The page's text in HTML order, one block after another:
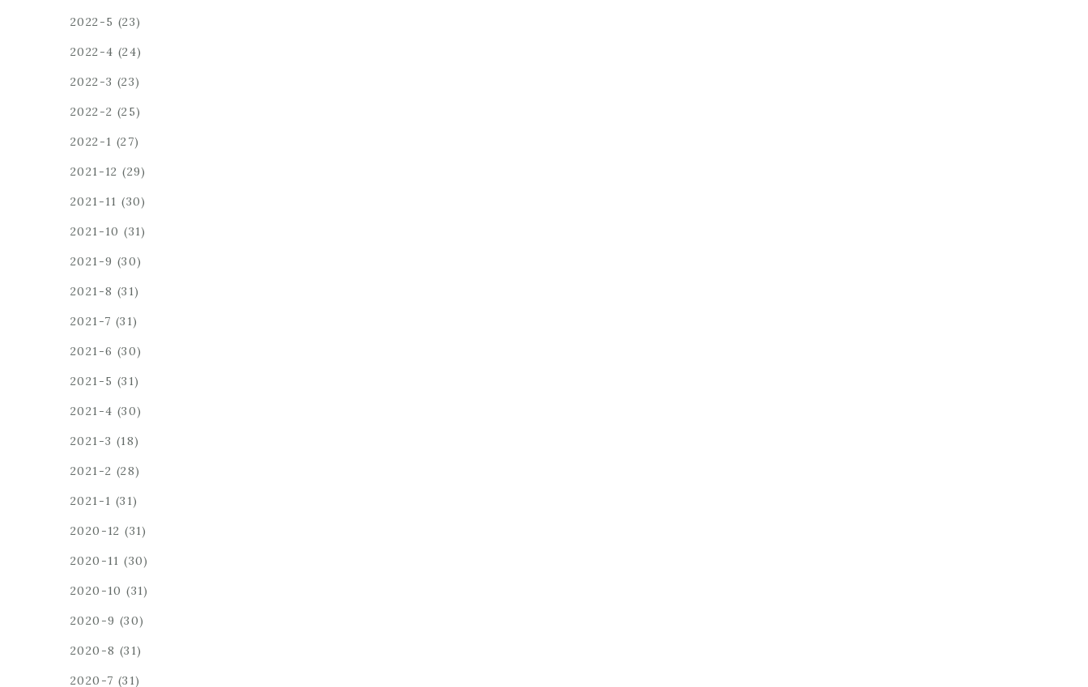
2022-5 (23)
2022-4 (24)
2022-3 (23)
2022-2 (25)
2022-1 (27)
2021-12 (29)
2021-11 (30)
2021-10 (31)
2021-9 (30)
2021-8 (31)
2021-7 (31)
2021-6 (30)
2021-5 (31)
2021-4 (30)
2021-3 (18)
2021-2 (28)
2021-1 (31)
2020-12 (31)
2020-11 (30)
2020-10 (31)
2020-9 (30)
2020-8 (31)
2020-7 (31)